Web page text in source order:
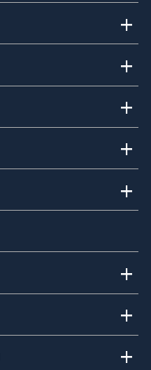
+
+
+
+
+
+
+
+